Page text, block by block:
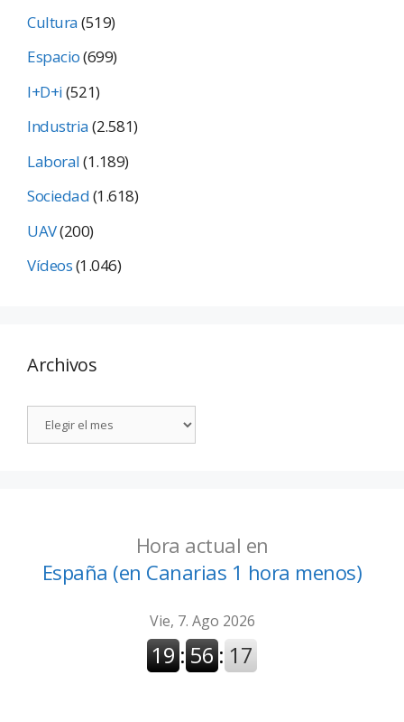
Cultura(519)
Espacio(699)
I+D+i(521)
Industria(2.581)
Laboral(1.189)
Sociedad(1.618)
UAV(200)
Vídeos(1.046)
Archivos
Hora actual en
España (en Canarias 1 hora menos)